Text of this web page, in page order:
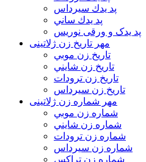
پد يدك سيرداس
پد يدك ساني
پد یدک و ورقی نوریس
مهر تاريخ زن ژلاتینی
تاريخ زن موبي
تاريخ زن شايني
تاريخ زن ترودات
تاريخ زن سيرداس
مهر شماره زن ژلاتینی
شماره زن موبي
شماره زن شايني
شماره زن ترودات
شماره زن سيرداس
شماره زن تراکس